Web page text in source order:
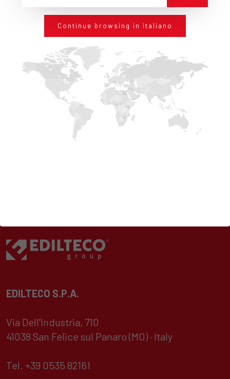
REGISTRATI
EDILTECO S.P.A.
Via Dell'Industria, 710
41038 San Felice sul Panaro (MO) · Italy
Tel. +39 0535 82161
Continue browsing in italiano